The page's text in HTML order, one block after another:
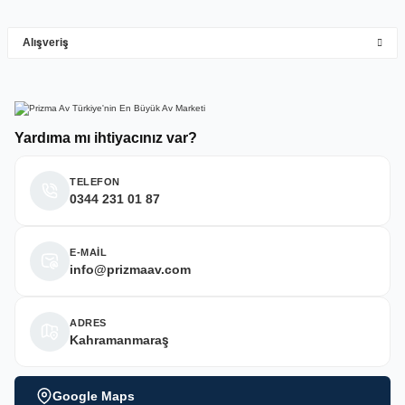
Deneyimini Paylaş
Yardıma mı ihtiyacınız var?
TELEFON
0344 231 01 87
E-MAİL
info@prizmaav.com
ADRES
Kahramanmaraş
Google Maps
Alışveriş